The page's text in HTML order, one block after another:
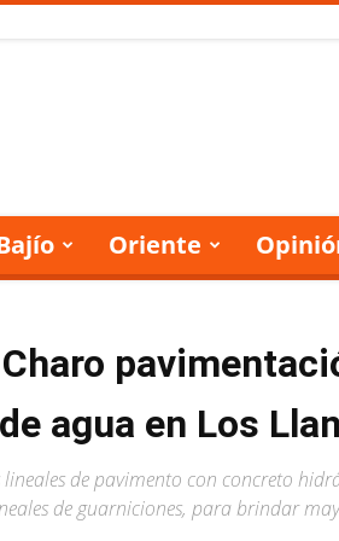
Oriente
agua en Los
de pavimento con concreto
de guarniciones, para brindar